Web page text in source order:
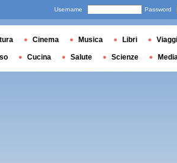
Username Password
Cinema Musica Libri Viaggi
Cucina Salute Scienze